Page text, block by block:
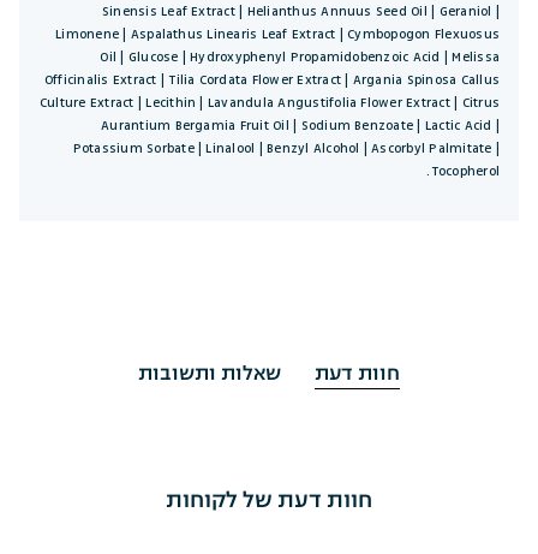
Sinensis Leaf Extract | Helianthus Annuus Seed Oil | Geraniol |
Limonene | Aspalathus Linearis Leaf Extract | Cymbopogon Flexuosus
Oil | Glucose | Hydroxyphenyl Propamidobenzoic Acid | Melissa
Officinalis Extract | Tilia Cordata Flower Extract | Argania Spinosa Callus
Culture Extract | Lecithin | Lavandula Angustifolia Flower Extract | Citrus
Aurantium Bergamia Fruit Oil | Sodium Benzoate | Lactic Acid |
Potassium Sorbate | Linalool | Benzyl Alcohol | Ascorbyl Palmitate |
Tocopherol.
חוות דעת שאלות ותשובות
חוות דעת של לקוחות